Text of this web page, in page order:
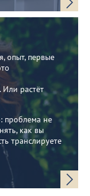
опыт, первые
Или растёт
проблема не
как вы
транслируете